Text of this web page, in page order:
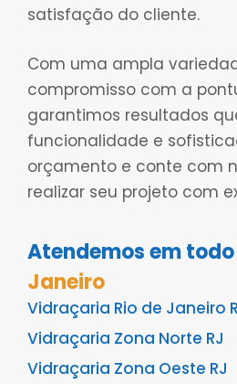
satisfação do cliente.
Com uma ampla
compromisso com a
garantimos resultados
funcionalidade e
orçamento e conte com
realizar seu projeto com
Atendemos em todo
Janeiro
Vidraçaria Rio de Janeiro
Vidraçaria Zona Norte RJ
Vidraçaria Zona Oeste RJ